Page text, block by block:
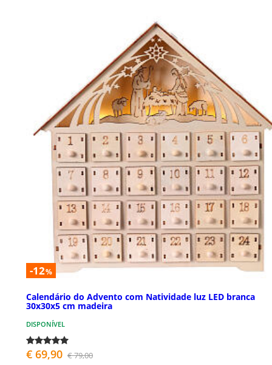
-12%
Calendário do Advento com Natividade luz LED branca
30x30x5 cm madeira
DISPONÍVEL
€ 69,90 € 79,00